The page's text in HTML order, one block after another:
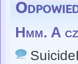
Hmm. A